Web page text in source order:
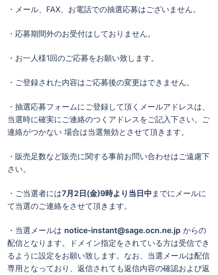
・メール、FAX、お電話での抽選応募はございません。
・応募期間外のお受付はしておりません。
・お一人様1回のご応募をお願い致します。
・ご登録された内容はご応募後の変更はできません。
・抽選応募フォームにご登録して頂くメールアドレスは、
当選時に確実にご連絡のつくアドレスをご記入下さい。ご
連絡がつかない 場合は当選無効とさせて頂きます。
・販売足数など販売に関する事前お問い合わせはご遠慮下
さい。
・ご当選者には7月2日(金)9時より当日中 までにメールに
て当選のご連絡をさせて頂きます。
・当選メールは notice-instant@sage.ocn.ne.jp からの
配信となります。ドメイン指定をされている方は受信でき
るように設定をお願い致します。なお、当選メールは配信
専用となっており、返信されても返信内容の確認および返